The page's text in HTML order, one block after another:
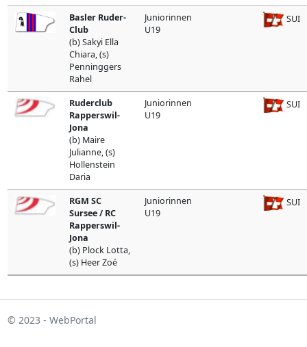
Basler Ruder-
Club
(b) Sakyi Ella
Chiara, (s)
Penninggers
Rahel
Juniorinnen
U19
SUI
Ruderclub
Rapperswil-
Jona
(b) Maire
Julianne, (s)
Hollenstein
Daria
Juniorinnen
U19
SUI
RGM SC
Sursee / RC
Rapperswil-
Jona
(b) Plock Lotta,
(s) Heer Zoé
Juniorinnen
U19
SUI
© 2023 - WebPortal